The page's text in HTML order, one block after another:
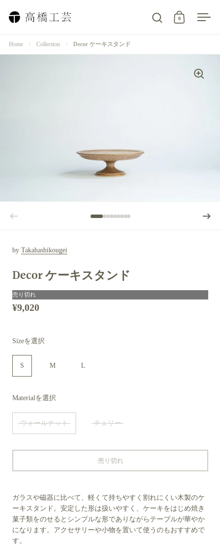
検索を開くカートを開
0
メ
Home / Collection / Decor ケーキスタンド
by Takahashikougei
Decor ケーキスタンド
売り切れ
¥9,020
Sizeを選択
S M L
Materialを選択
ウォールナット チェリー
売り切れ
ガラスや磁器に比べて、軽くて持ちやすく割れにくい木製のケ
ーキスタンド。安定した形は扱いやすく、ケーキをはじめ焼き
菓子類をのせるとシンプルな形でありながらテーブルが華やか
になります。アクセサリーや小物を置いて使うのもおすすめで
す。